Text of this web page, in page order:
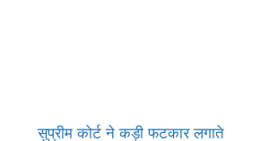
सुप्रीम कोर्ट ने कड़ी फटकार लगाते